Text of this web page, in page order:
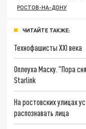
РОСТОВ-НА-ДОНУ
ЧИТАЙТЕ ТАКЖЕ:
Технофашисты XXI века
Оплеуха Маску. "Пора
Starlink
На ростовских улицах
распознавать лица